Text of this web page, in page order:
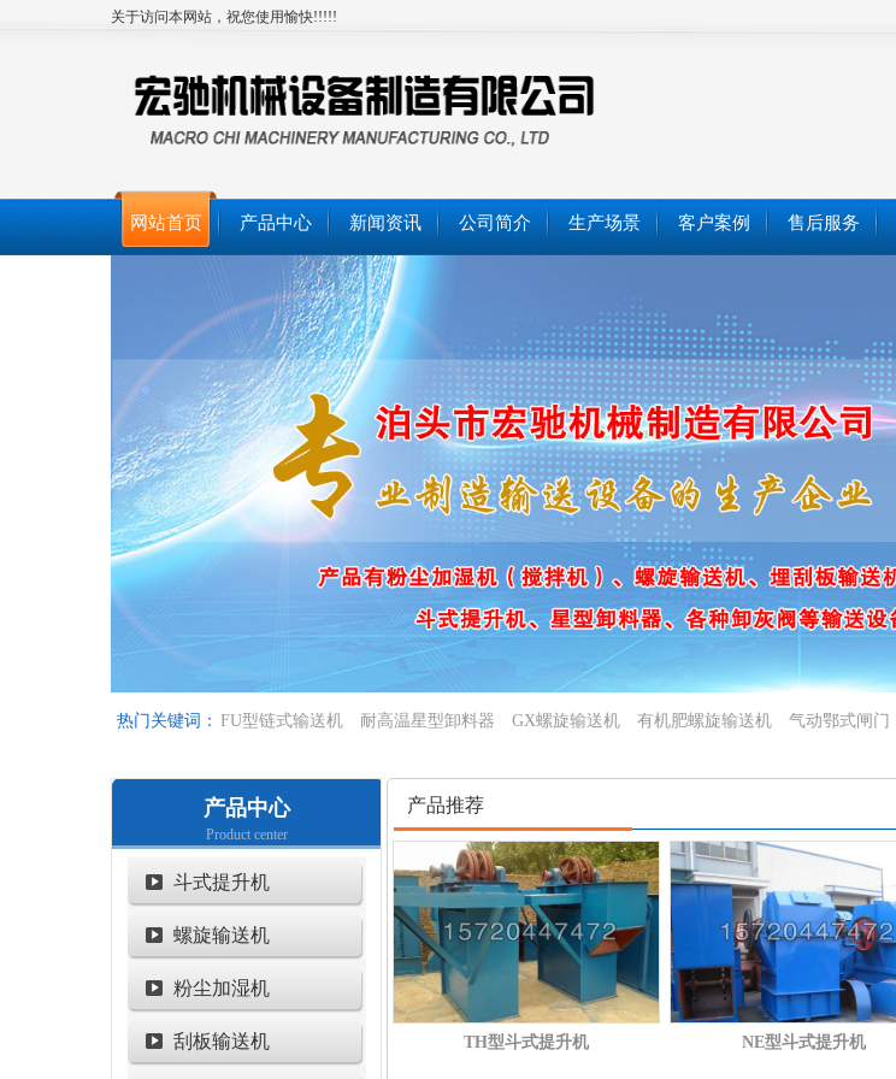
关于访问本网站，祝您使用愉快!!!!!
网站首页 产品中心 新闻资讯 公司简介 生产场景 客户案例 售后服务
热门关键词： FU型链式输送机 耐高温星型卸料器 GX螺旋输送机 有机肥螺旋输送机 气动鄂式闸门
产品中心
Product center
斗式提升机
螺旋输送机
粉尘加湿机
刮板输送机
产品推荐
TH型斗式提升机 NE型斗式提升机